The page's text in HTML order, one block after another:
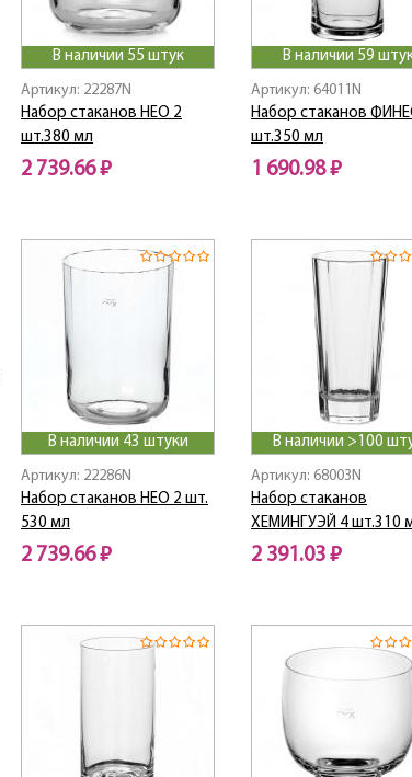
В наличии 55 штук
Артикул: 22287N
Набор стаканов НЕО 2
шт.380 мл
2 739.66 ₽
В наличии 59
Артикул: 64011N
Набор стаканов
шт.350 мл
1 690.98 ₽
В наличии 43 штуки
Артикул: 22286N
Набор стаканов НЕО 2 шт.
530 мл
2 739.66 ₽
В наличии >100
Артикул: 68003N
Набор стаканов
ХЕМИНГУЭЙ 4 шт.310
2 391.03 ₽